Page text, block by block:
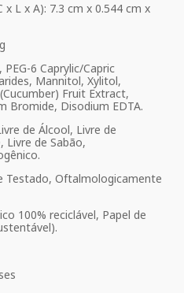
L x A): 7.3 cm x 0.544 cm x
6 Caprylic/Capric
Mannitol, Xylitol,
Fruit Extract,
Bromide, Disodium EDTA.
de Álcool, Livre de
Livre de Sabão,
Testado, Oftalmologicamente
100% reciclável, Papel de